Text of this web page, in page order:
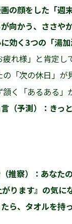
の顔をした「週
向かう、ささや
効く3つの「湯加
れ様」と肯定し
「次の休日」
く「あるある
（予測）：きっ
推察）：あなた
ります』の気に
ら、タオルを持